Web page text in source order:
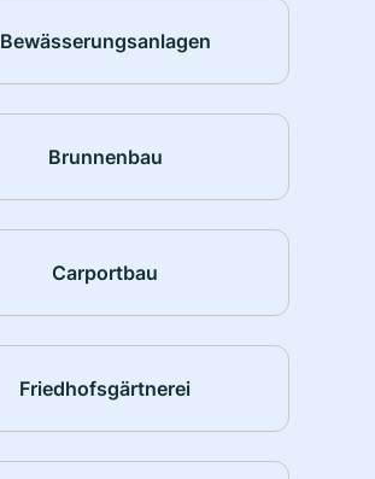
Bewässerungsanlagen
Brunnenbau
Carportbau
Friedhofsgärtnerei